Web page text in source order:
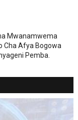
Mwanamwema
Cha Afya Bogowa
Pemba.